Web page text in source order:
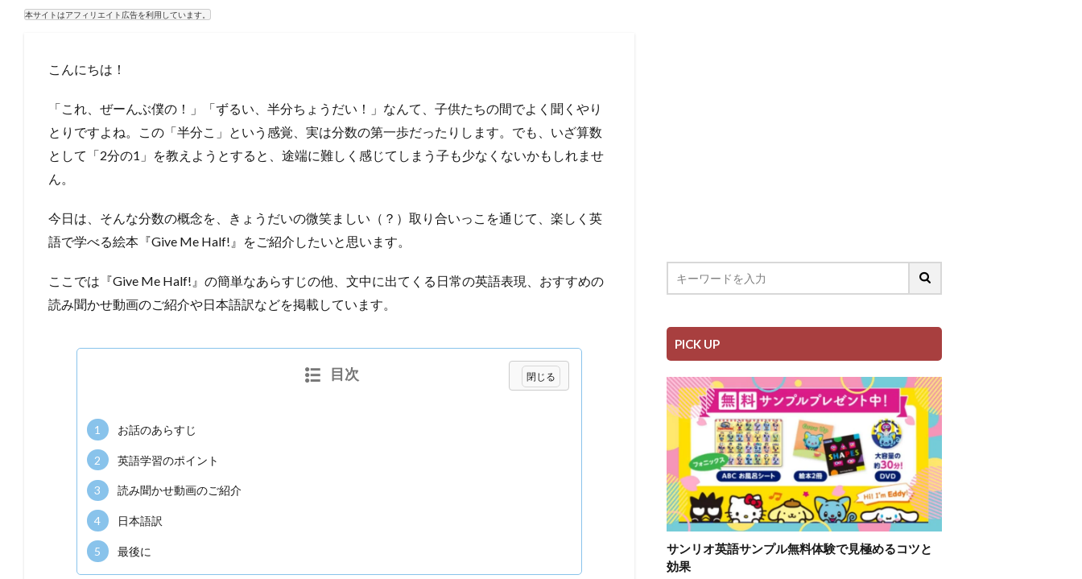
本サイトはアフィリエイト広告を利用しています。
こんにちは！
「これ、ぜーんぶ僕の！」「ずるい、半分ちょうだい！」なんて、子供たちの間でよく聞くやり
とりですよね。この「半分こ」という感覚、実は分数の第一歩だったりします。でも、いざ算数
として「2分の1」を教えようとすると、途端に難しく感じてしまう子も少なくないかもしれませ
ん。
今日は、そんな分数の概念を、きょうだいの微笑ましい（？）取り合いっこを通じて、楽しく英
語で学べる絵本『Give Me Half!』をご紹介したいと思います。
ここでは『Give Me Half!』の簡単なあらすじの他、文中に出てくる日常の英語表現、おすすめの
読み聞かせ動画のご紹介や日本語訳などを掲載しています。
目次
1 お話のあらすじ
2 英語学習のポイント
3 読み聞かせ動画のご紹介
4 日本語訳
5 最後に
PICK UP
サンリオ英語サンプル無料体験で見極めるコツと
効果